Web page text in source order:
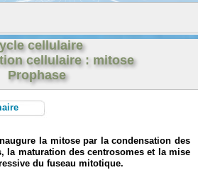
cellulaire
cellulaire : mitose
Prophase
la mitose par la condensation des
la maturation des centrosomes et la mise
du fuseau mitotique.